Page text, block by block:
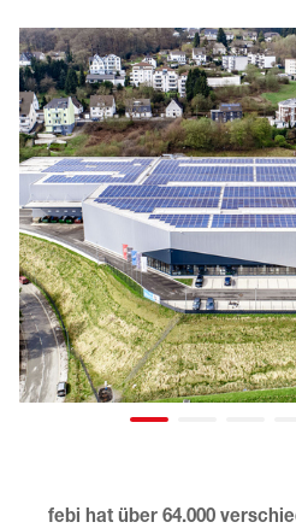
febi hat über 64.000